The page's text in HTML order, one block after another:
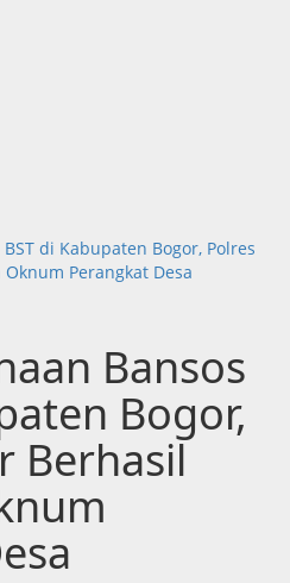
di Kabupaten Bogor, Polres
Perangkat Desa
Bansos
Bogor,
Berhasil